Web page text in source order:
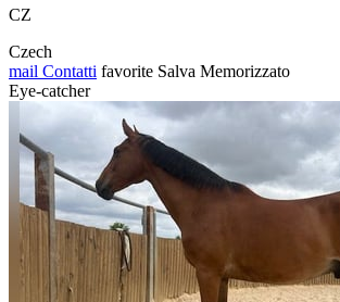
CZ
Czech
mail Contatti favorite Salva Memorizzato
Eye-catcher